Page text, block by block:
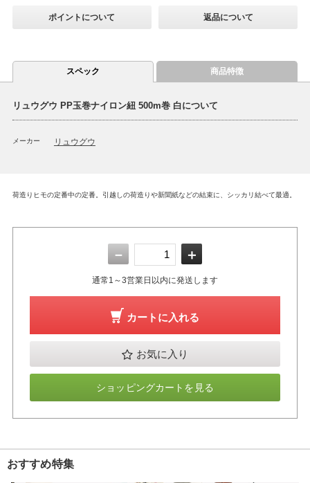
ポイントについて 返品について
スペック 商品特徴
リュウグウ PP玉巻ナイロン紐 500m巻 白について
メーカー リュウグウ
荷造りヒモの定番中の定番。引越しの荷造りや新聞紙などの結束に、シッカリ結べて最適。
－ ＋
通常1～3営業日以内に発送します
カートに入れる
お気に入り
ショッピングカートを見る
おすすめ特集